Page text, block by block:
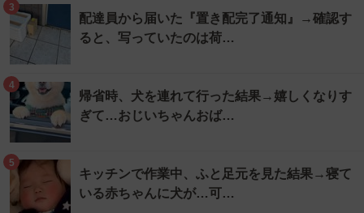
3
配達員から届いた『置き配完了通知』→確認す
ると、写っていたのは荷…
4
帰省時、犬を連れて行った結果→嬉しくなりす
ぎて…おじいちゃんおば…
5
キッチンで作業中、ふと足元を見た結果→寝て
いる赤ちゃんに犬が…可…